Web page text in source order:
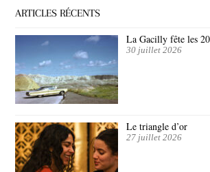
ARTICLES RÉCENTS
La Gacilly fête les
30 juillet 2026
Le triangle d’or
27 juillet 2026